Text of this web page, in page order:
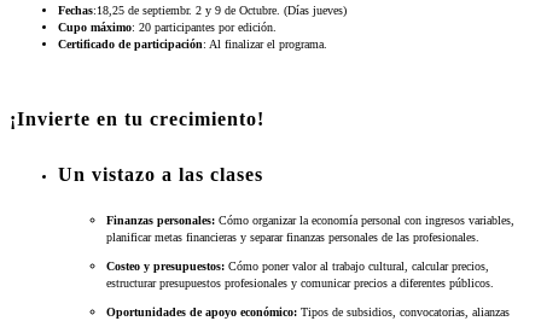
Fechas:18,25 de septiembr. 2 y 9 de Octubre. (Días jueves)
Cupo máximo: 20 participantes por edición.
Certificado de participación: Al finalizar el programa.
¡Invierte en tu crecimiento!
Un vistazo a las clases
Finanzas personales: Cómo organizar la economía personal con ingresos variables,
planificar metas financieras y separar finanzas personales de las profesionales.
Costeo y presupuestos: Cómo poner valor al trabajo cultural, calcular precios,
estructurar presupuestos profesionales y comunicar precios a diferentes públicos.
Oportunidades de apoyo económico: Tipos de subsidios, convocatorias, alianzas